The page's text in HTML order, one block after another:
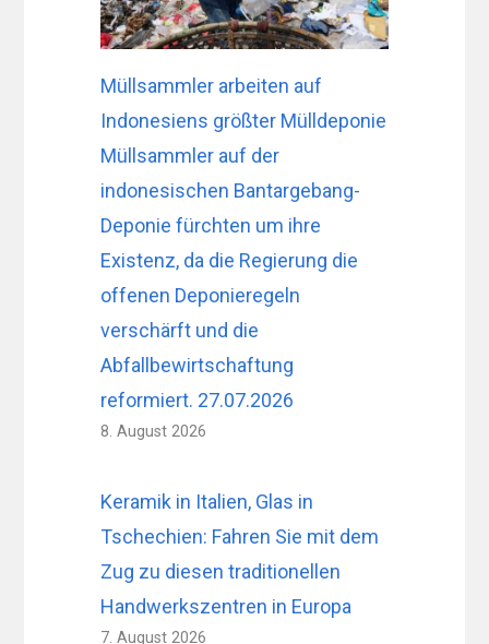
Müllsammler arbeiten auf
Indonesiens größter Mülldeponie
Müllsammler auf der
indonesischen Bantargebang-
Deponie fürchten um ihre
Existenz, da die Regierung die
offenen Deponieregeln
verschärft und die
Abfallbewirtschaftung
reformiert. 27.07.2026
8. August 2026
Keramik in Italien, Glas in
Tschechien: Fahren Sie mit dem
Zug zu diesen traditionellen
Handwerkszentren in Europa
7. August 2026